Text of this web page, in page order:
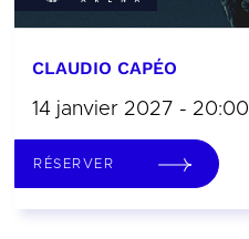
CLAUDIO CAPÉO
14 janvier 2027 - 20:00
RÉSERVER